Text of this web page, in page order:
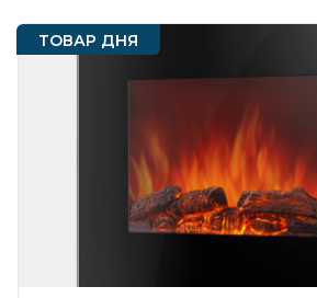
ТОВАР ДНЯ